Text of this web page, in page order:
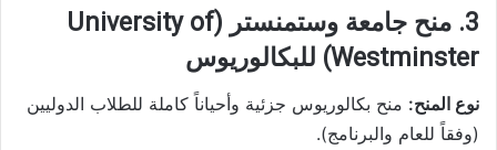
3. منح جامعة وستمنستر (University of
Westminster) للبكالوريوس
نوع المنح: منح بكالوريوس جزئية وأحياناً كاملة للطلاب الدوليين
(وفقاً للعام والبرنامج).